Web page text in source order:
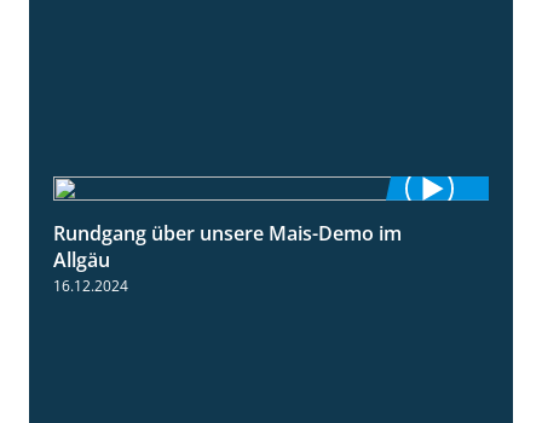
Rundgang über unsere Mais-Demo im
Allgäu
16.12.2024